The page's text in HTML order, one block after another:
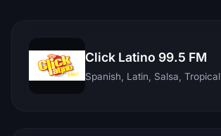
Click Latino 99.5 FM
Spanish, Latin, Salsa, Tropical